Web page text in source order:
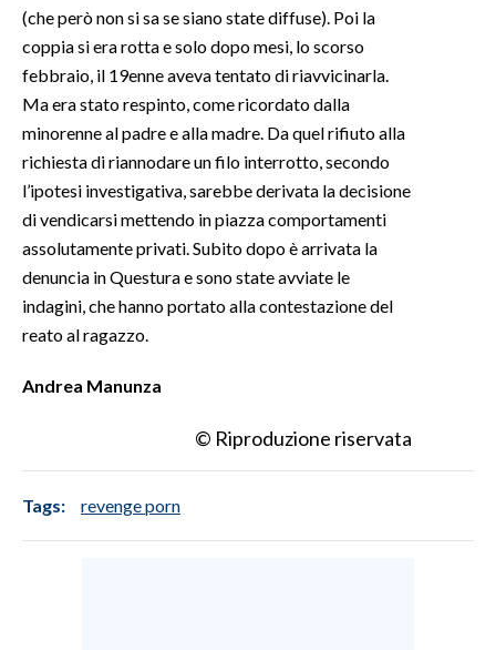
(che però non si sa se siano state diffuse). Poi la
coppia si era rotta e solo dopo mesi, lo scorso
febbraio, il 19enne aveva tentato di riavvicinarla.
Ma era stato respinto, come ricordato dalla
minorenne al padre e alla madre. Da quel rifiuto alla
richiesta di riannodare un filo interrotto, secondo
l’ipotesi investigativa, sarebbe derivata la decisione
di vendicarsi mettendo in piazza comportamenti
assolutamente privati. Subito dopo è arrivata la
denuncia in Questura e sono state avviate le
indagini, che hanno portato alla contestazione del
reato al ragazzo.
Andrea Manunza
© Riproduzione riservata
Tags: revenge porn